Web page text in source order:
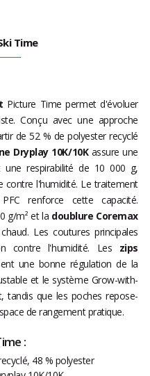
Time
Picture Time permet d'évoluer
Conçu avec une approche
de 52 % de polyester recyclé
Dryplay 10K/10Kassure une
respirabilité de 10 000 g,
contre l'humidité. Le traitement
renforce cette capacité.
g/m² et la doublure Coremax
Les coutures principales
contre l'humidité. Les zips
une bonne régulation de la
et le système Grow-with-
tandis que les poches repose-
de rangement pratique.
:
48 % polyester